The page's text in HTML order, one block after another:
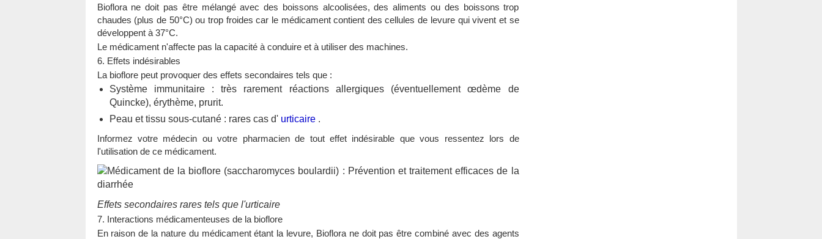
Bioflora ne doit pas être mélangé avec des boissons alcoolisées, des aliments ou des boissons trop
chaudes (plus de 50°C) ou trop froides car le médicament contient des cellules de levure qui vivent et se
développent à 37°C.
Le médicament n'affecte pas la capacité à conduire et à utiliser des machines.
6. Effets indésirables
La bioflore peut provoquer des effets secondaires tels que :
Système immunitaire : très rarement réactions allergiques (éventuellement œdème de
Quincke), érythème, prurit.
Peau et tissu sous-cutané : rares cas d' urticaire.
Informez votre médecin ou votre pharmacien de tout effet indésirable que vous ressentez lors de
l'utilisation de ce médicament.
Effets secondaires rares tels que l'urticaire
7. Interactions médicamenteuses de la bioflore
En raison de la nature du médicament étant la levure, Bioflora ne doit pas être combiné avec des agents